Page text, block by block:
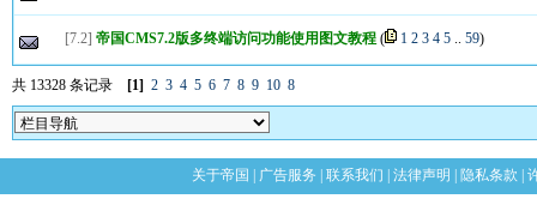
[7.2] 帝国CMS7.2版多终端访问功能使用图文教程 ( 1 2 3 4 5 .. 59)
共 13328 条记录 [1] 2 3 4 5 6 7 8 9 10 8
关于帝国 广告服务 联系我们 法律声明 隐私条款